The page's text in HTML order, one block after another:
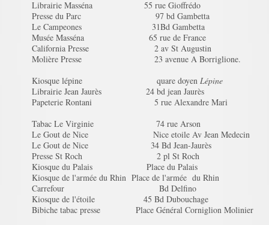
Librairie Masséna 55 rue Gioffrédo
Presse du Parc 97 bd Gambetta
Le Campeones 31Bd Gambetta
Musée Masséna 65 rue de France
California Presse 2 av St Augustin
Molière Presse 23 avenue A Borriglione.
Kiosque lépine quare doyen Lépine
Librairie Jean Jaurès 24 bd jean Jaurès
Papeterie Rontani 5 rue Alexandre Mari
Tabac Le Virginie 74 rue Arson
Le Gout de Nice Nice etoile Av Jean Medecin
Le Gout de Nice 34 Bd Jean-Jaurès
Presse St Roch 2 pl St Roch
Kiosque du Palais Place du Palais
Kiosque de l'armée du Rhin Place de l'armée du Rhin
Carrefour Bd Delfino
Kiosque de l'étoile 45 Bd Dubouchage
Bibiche tabac presse Place Général Corniglion Molinier